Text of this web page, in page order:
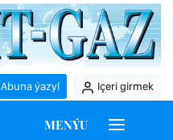
Abuna ýazyl Içeri girmek
MENÝU